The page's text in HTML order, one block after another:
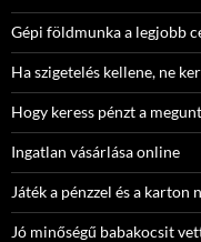
Gépi földmunka a legjobb
Ha szigetelés kellene, ne
Hogy keress pénzt a
Ingatlan vásárlása online
Játék a pénzzel és a karton
Jó minőségű babakocsit